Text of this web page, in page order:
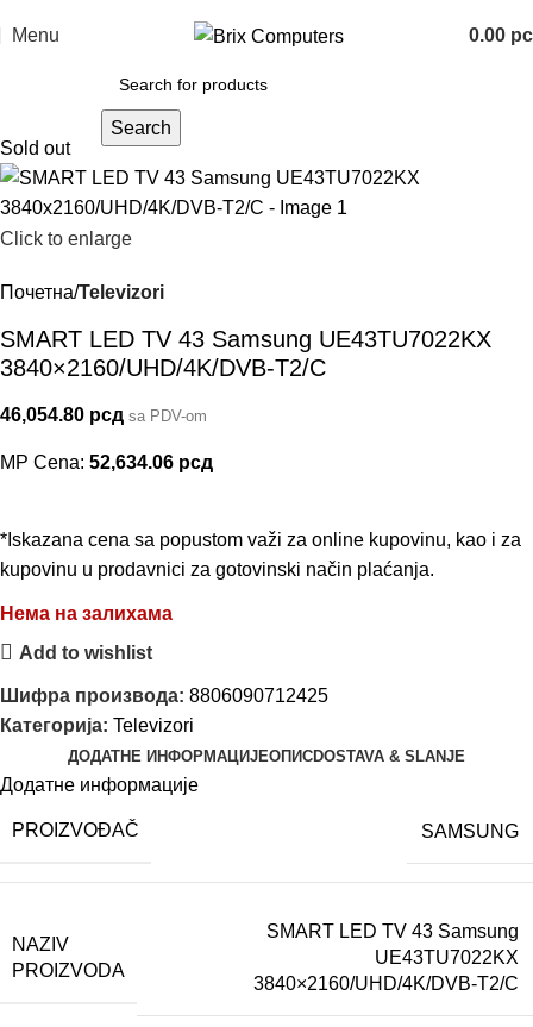
Menu 0.00
Search
Sold out
Click to enlarge
Почетна Televizori
SMART LED TV 43 Samsung UE43TU7022KX
3840×2160/UHD/4K/DVB-T2/C
46,054.80 рсд sa PDV-om
MP Cena: 52,634.06 рсд
*Iskazana cena sa popustom važi za online kupovinu, kao i za
kupovinu u prodavnici za gotovinski način plaćanja.
Нема на залихама
Add to wishlist
Шифра производа: 8806090712425
Категорија: Televizori
ДОДАТНЕ ИНФОРМАЦИЈЕОПИСDOSTAVA & SLANJE
Додатне информације
PROIZVOĐAČ SAMSUNG
NAZIV
PROIZVODA
SMART LED TV 43 Samsung
UE43TU7022KX
3840×2160/UHD/4K/DVB-T2/C